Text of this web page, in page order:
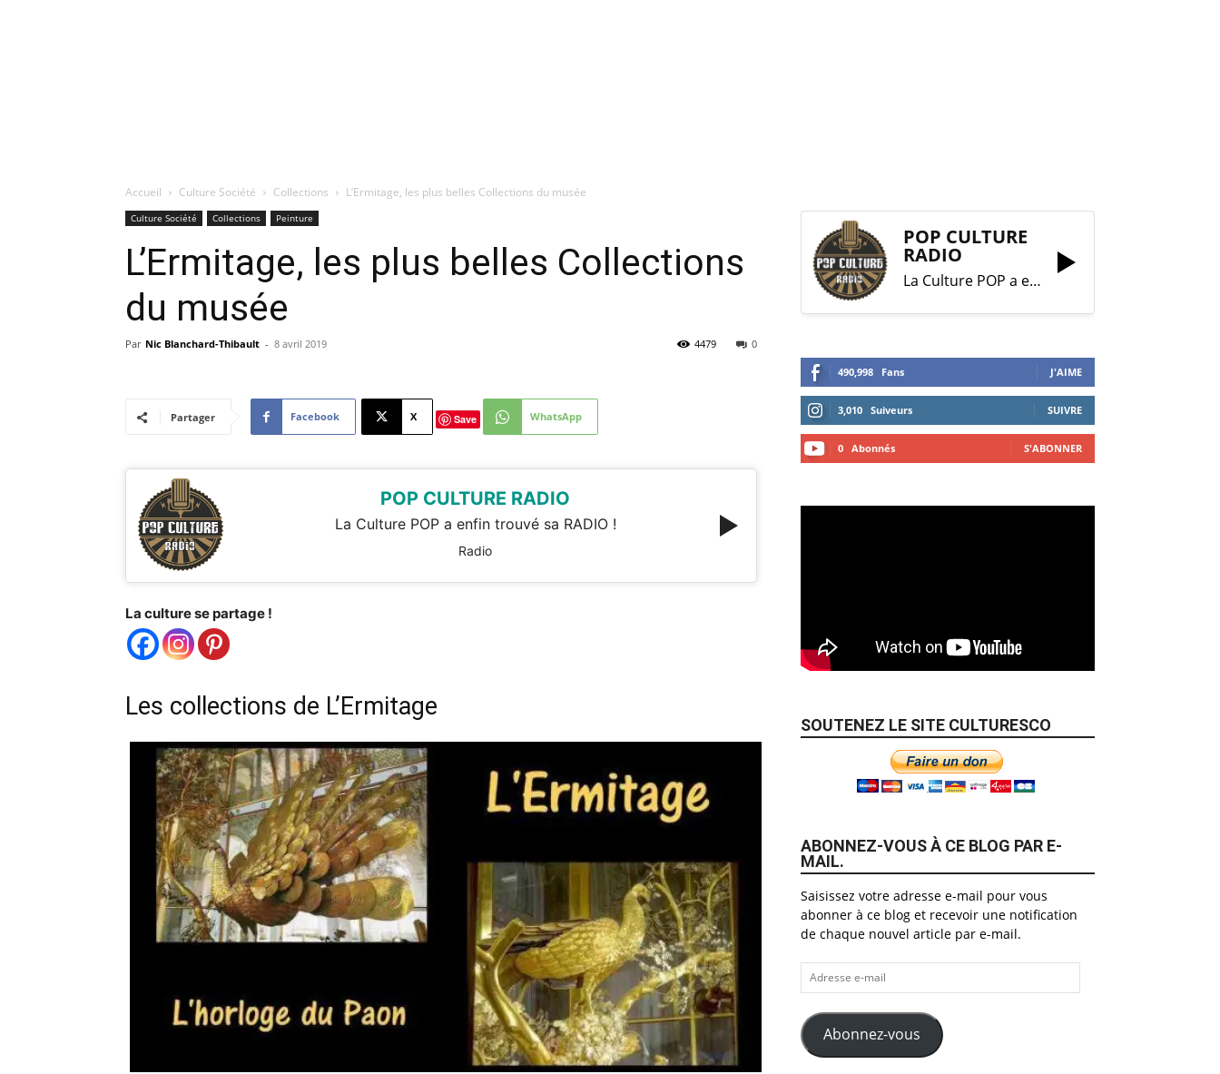
Accueil Culture Société Collections L’Ermitage, les plus belles Collections du musée
Culture Société Collections Peinture
L’Ermitage, les plus belles Collections
du musée
Par Nic Blanchard-Thibault - 8 avril 2019 0
4479
Partager Facebook X Save WhatsApp
POP CULTURE RADIO
La Culture POP a enfin trouvé sa RADIO !
Radio
La culture se partage !
Les collections de L’Ermitage
POP CULTURE
RADIO
La Culture POP a enfin trouvé sa RADIO !
490,998 Fans J'AIME
3,010 Suiveurs SUIVRE
0 Abonnés S'ABONNER
SOUTENEZ LE SITE CULTURESCO
ABONNEZ-VOUS À CE BLOG PAR E-
MAIL.
Saisissez votre adresse e-mail pour vous
abonner à ce blog et recevoir une notification
de chaque nouvel article par e-mail.
Adresse
e-
mail
Abonnez-vous